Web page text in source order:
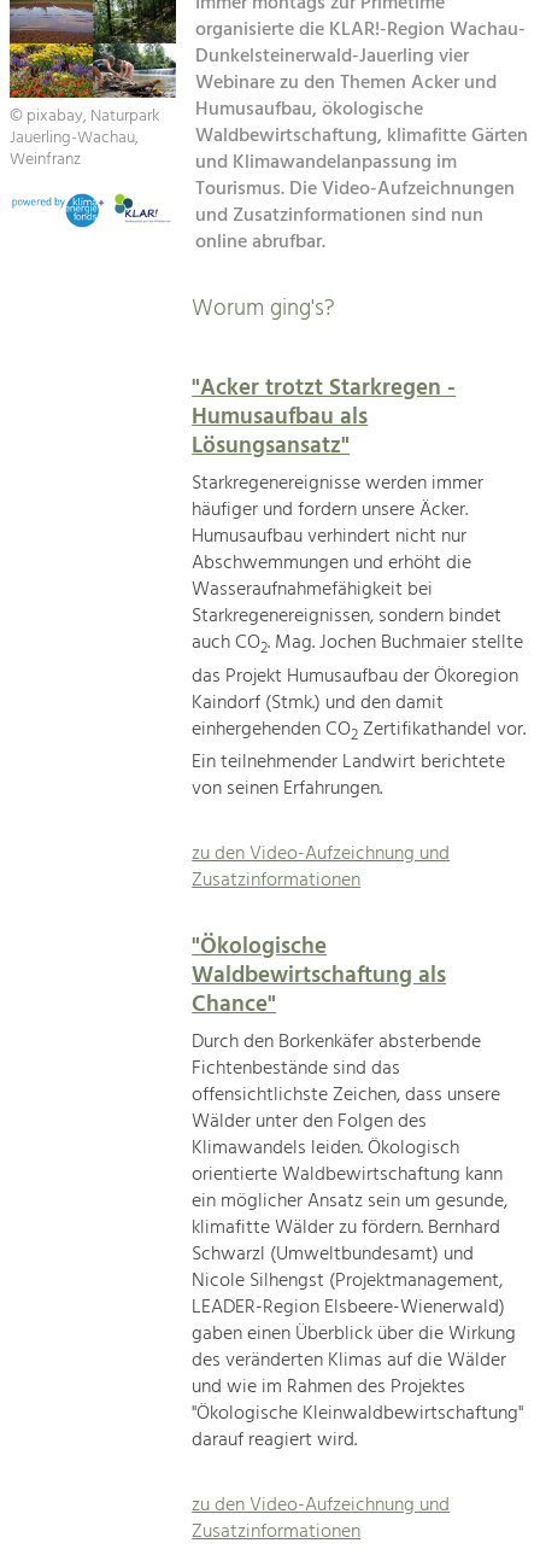
Kirchen am Fluss
Suche
Impressum
Kontakt
Tourismus
Angebotsentwicklung und
Positionierung.
Kunst & Kultur
Handwerk, Wissenschaft und Forschung.
Gleichberechtigung, Jugend und
Mobilität & Energie
Klimawandel, öffentlicher Verkehr und
erneuerbare Energie
Steigerung regionaler Wertschöpfung
© pixabay, Naturpark
Jauerling-Wachau,
Weinfranz
organisierte die KLAR!-Region Wachau-
Dunkelsteinerwald-Jauerling vier
Webinare zu den Themen Acker und
Humusaufbau, ökologische
Waldbewirtschaftung, klimafitte Gärten
und Klimawandelanpassung im
Tourismus. Die Video-Aufzeichnungen
und Zusatzinformationen sind nun
online abrufbar.
Worum ging's?
"Acker trotzt Starkregen -
Humusaufbau als
Lösungsansatz"
Starkregenereignisse werden immer
häufiger und fordern unsere Äcker.
Humusaufbau verhindert nicht nur
Abschwemmungen und erhöht die
Wasseraufnahmefähigkeit bei
Starkregenereignissen, sondern bindet
auch CO2. Mag. Jochen Buchmaier stellte
das Projekt Humusaufbau der Ökoregion
Kaindorf (Stmk.) und den damit
einhergehenden CO2Zertifikathandel vor.
Ein teilnehmender Landwirt berichtete
von seinen Erfahrungen.
zu den Video-Aufzeichnung und
Zusatzinformationen
"Ökologische
Waldbewirtschaftung als
Chance"
Durch den Borkenkäfer absterbende
Fichtenbestände sind das
offensichtlichste Zeichen, dass unsere
Wälder unter den Folgen des
Klimawandels leiden. Ökologisch
orientierte Waldbewirtschaftung kann
ein möglicher Ansatz sein um gesunde,
klimafitte Wälder zu fördern. Bernhard
Schwarzl (Umweltbundesamt) und
Nicole Silhengst (Projektmanagement,
LEADER-Region Elsbeere-Wienerwald)
gaben einen Überblick über die Wirkung
des veränderten Klimas auf die Wälder
und wie im Rahmen des Projektes
"Ökologische Kleinwaldbewirtschaftung"
darauf reagiert wird.
zu den Video-Aufzeichnung und
Zusatzinformationen